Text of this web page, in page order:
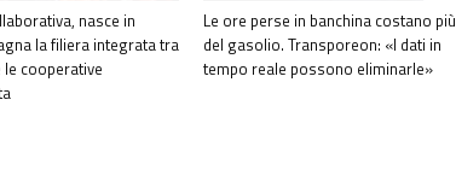
nasce in
la filiera integrata tra
le cooperative
Le ore perse in banchina costano più
del gasolio. Transporeon: «I dati in
tempo reale possono eliminarle»